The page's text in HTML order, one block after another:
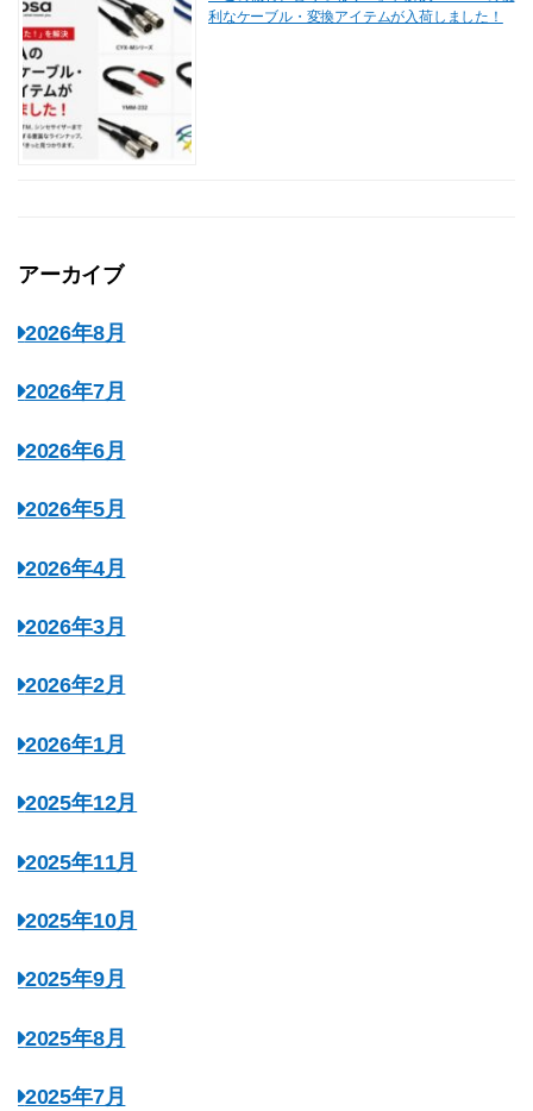
利なケーブル・変換アイテムが入荷しました！
アーカイブ
2026年8月
2026年7月
2026年6月
2026年5月
2026年4月
2026年3月
2026年2月
2026年1月
2025年12月
2025年11月
2025年10月
2025年9月
2025年8月
2025年7月